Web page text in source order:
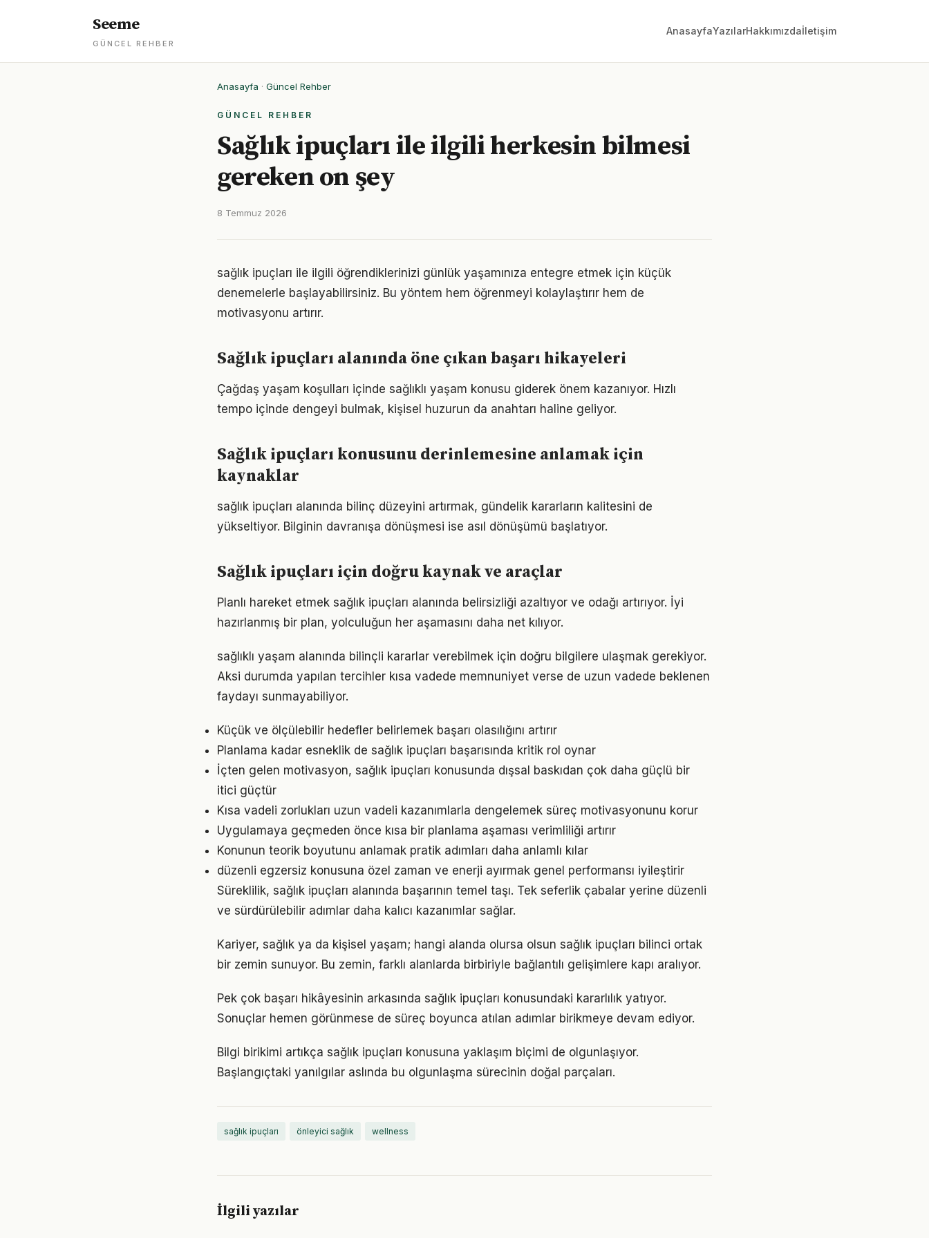
Seeme
GÜNCEL REHBER
AnasayfaYazılarHakkımızdaİletişim
Anasayfa · Güncel Rehber
GÜNCEL REHBER
Sağlık ipuçları ile ilgili herkesin bilmesi
gereken on şey
8 Temmuz 2026
sağlık ipuçları ile ilgili öğrendiklerinizi günlük yaşamınıza entegre etmek için küçük
denemelerle başlayabilirsiniz. Bu yöntem hem öğrenmeyi kolaylaştırır hem de
motivasyonu artırır.
Sağlık ipuçları alanında öne çıkan başarı hikayeleri
Çağdaş yaşam koşulları içinde sağlıklı yaşam konusu giderek önem kazanıyor. Hızlı
tempo içinde dengeyi bulmak, kişisel huzurun da anahtarı haline geliyor.
Sağlık ipuçları konusunu derinlemesine anlamak için
kaynaklar
sağlık ipuçları alanında bilinç düzeyini artırmak, gündelik kararların kalitesini de
yükseltiyor. Bilginin davranışa dönüşmesi ise asıl dönüşümü başlatıyor.
Sağlık ipuçları için doğru kaynak ve araçlar
Planlı hareket etmek sağlık ipuçları alanında belirsizliği azaltıyor ve odağı artırıyor. İyi
hazırlanmış bir plan, yolculuğun her aşamasını daha net kılıyor.
sağlıklı yaşam alanında bilinçli kararlar verebilmek için doğru bilgilere ulaşmak gerekiyor.
Aksi durumda yapılan tercihler kısa vadede memnuniyet verse de uzun vadede beklenen
faydayı sunmayabiliyor.
Küçük ve ölçülebilir hedefler belirlemek başarı olasılığını artırır
Planlama kadar esneklik de sağlık ipuçları başarısında kritik rol oynar
İçten gelen motivasyon, sağlık ipuçları konusunda dışsal baskıdan çok daha güçlü bir
itici güçtür
Kısa vadeli zorlukları uzun vadeli kazanımlarla dengelemek süreç motivasyonunu korur
Uygulamaya geçmeden önce kısa bir planlama aşaması verimliliği artırır
Konunun teorik boyutunu anlamak pratik adımları daha anlamlı kılar
düzenli egzersiz konusuna özel zaman ve enerji ayırmak genel performansı iyileştirir
Süreklilik, sağlık ipuçları alanında başarının temel taşı. Tek seferlik çabalar yerine düzenli
ve sürdürülebilir adımlar daha kalıcı kazanımlar sağlar.
Kariyer, sağlık ya da kişisel yaşam; hangi alanda olursa olsun sağlık ipuçları bilinci ortak
bir zemin sunuyor. Bu zemin, farklı alanlarda birbiriyle bağlantılı gelişimlere kapı aralıyor.
Pek çok başarı hikâyesinin arkasında sağlık ipuçları konusundaki kararlılık yatıyor.
Sonuçlar hemen görünmese de süreç boyunca atılan adımlar birikmeye devam ediyor.
Bilgi birikimi artıkça sağlık ipuçları konusuna yaklaşım biçimi de olgunlaşıyor.
Başlangıçtaki yanılgılar aslında bu olgunlaşma sürecinin doğal parçaları.
sağlık ipuçları önleyici sağlık wellness
İlgili yazılar